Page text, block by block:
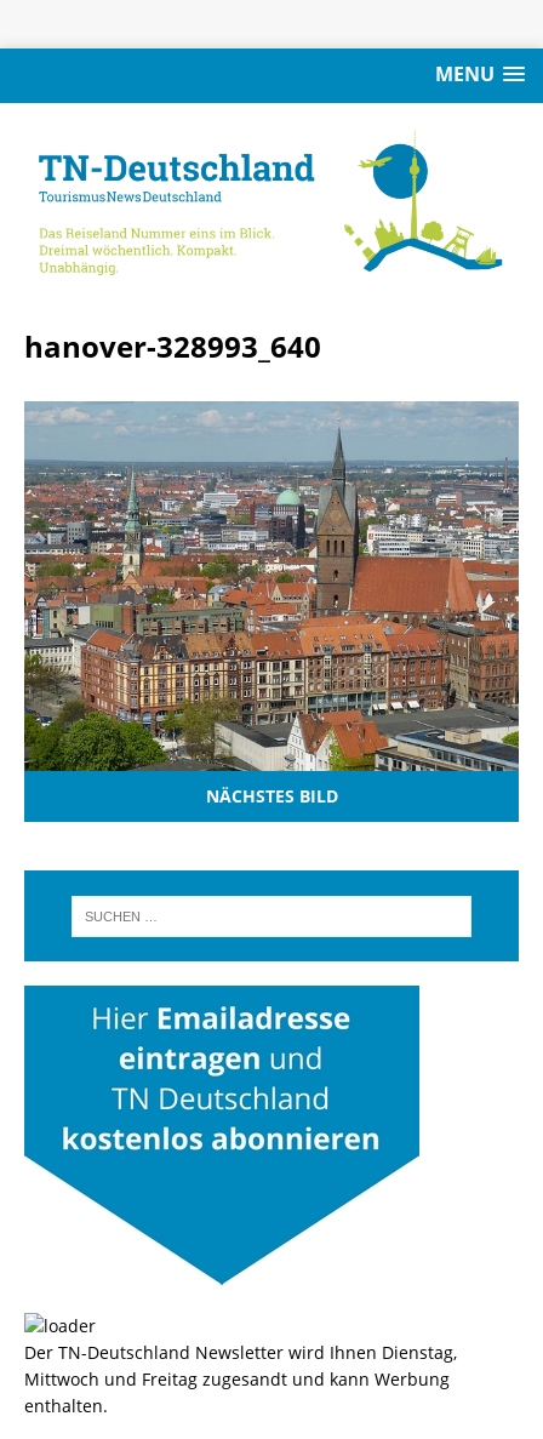
MENU
hanover-328993_640
NÄCHSTES BILD
Der TN-Deutschland Newsletter wird Ihnen Dienstag,
Mittwoch und Freitag zugesandt und kann Werbung
enthalten.